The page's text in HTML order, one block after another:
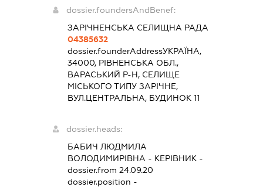
dossier.foundersAndBenef:
ЗАРІЧНЕНСЬКА СЕЛИЩНА РАДА
04385632
dossier.founderAddressУКРАЇНА,
34000, РІВНЕНСЬКА ОБЛ.,
ВАРАСЬКИЙ Р-Н, СЕЛИЩЕ
МІСЬКОГО ТИПУ ЗАРІЧНЕ,
ВУЛ.ЦЕНТРАЛЬНА, БУДИНОК 11
dossier.heads:
БАБИЧ ЛЮДМИЛА
ВОЛОДИМИРІВНА - КЕРІВНИК -
dossier.from 24.09.20
dossier.position -